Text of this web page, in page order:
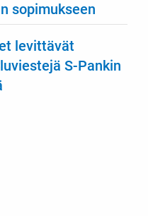
sopimukseen
levittävät
S-Pankin